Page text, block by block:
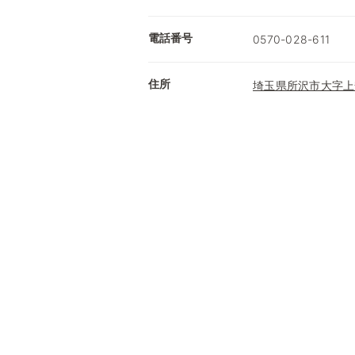
電話番号 0570-028-611
住所 埼玉県所沢市大字